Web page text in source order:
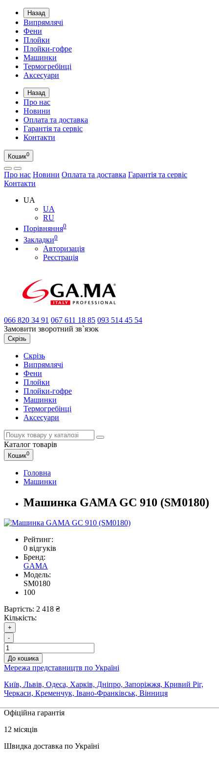
Назад
Випрямлячі
Фени
Плойки
Плойки-гофре
Машинки
Термогребінці
Аксесуари
Назад
Про нас
Новини
Оплата та доставка
Гарантія та сервіс
Контакти
Кошик0
Про нас Новини Оплата та доставка Гарантія та сервіс
Контакти
UA
UA
RU
Порівняння0
Закладки0
Авторизація
Реєстрація
066 820 34 91 067 611 18 85 093 514 45 54
Замовити зворотний зв`язок
Скрізь
Скрізь
Випрямлячі
Фени
Плойки
Плойки-гофре
Машинки
Термогребінці
Аксесуари
Каталог товарів
Кошик0
Головна
Машинки
Машинка GAMA GC 910 (SM0180)
Рейтинг:
0 відгуків
Бренд:
GAMA
Модель:
SM0180
100
Вартість: 2 418 ₴
Кількість:
+
-
До кошика
Мережа представництв по Україні
Київ, Львів, Одеса, Харків, Дніпро, Запоріжжя, Кривий Ріг,
Черкаси, Кременчук, Івано-Франківськ, Вінниця
Офіційна гарантія
12 місяців
Швидка доставка по Україні